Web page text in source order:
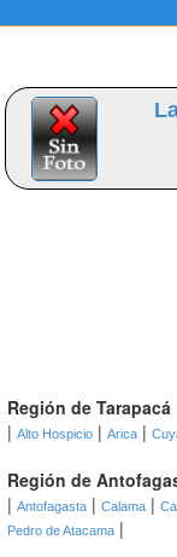
Región de Tarapacá
| Alto Hospicio | Arica |
Región de
| Antofagasta | Calama |
Pedro de Atacama |